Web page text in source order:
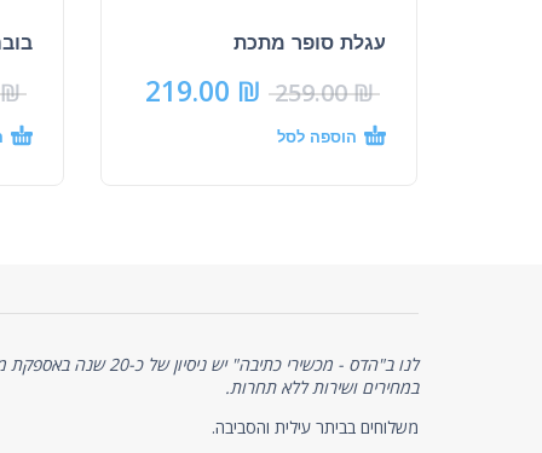
עגלת סופר מתכת
259.00₪
219.00 ₪
הוספה לסל
בובה
₪
לנו ב"הדס - מכשירי כתיבה"
במחירים ושירות ללא תחרות.
משלוחים בביתר עילית והסביבה.